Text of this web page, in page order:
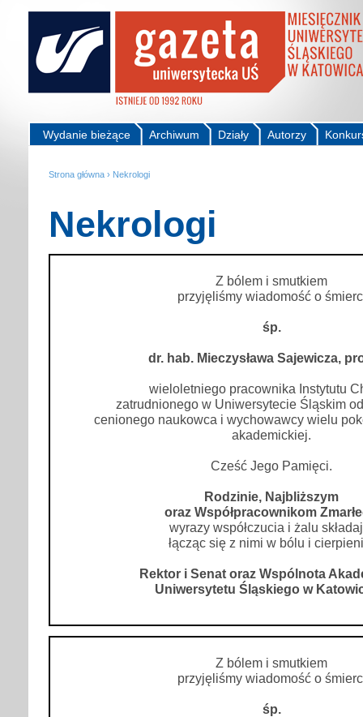
Autorzy
Działy
Archiwum
Wydanie bieżące
Strona główna › Nekrologi
Nekrologi
Z bólem i smutkiem
przyjęliśmy wiadomość o
śp.
dr. hab. Mieczysława Sajewicza,
wieloletniego pracownika Instytutu
zatrudnionego w Uniwersytecie Śląskim
cenionego naukowca i wychowawcy wielu
akademickiej.
Cześć Jego Pamięci.
Rodzinie, Najbliższym
oraz Współpracownikom
wyrazy współczucia i żalu
łącząc się z nimi w bólu i
Rektor i Senat oraz Wspólnota
Uniwersytetu Śląskiego w
Z bólem i smutkiem
przyjęliśmy wiadomość o
śp.